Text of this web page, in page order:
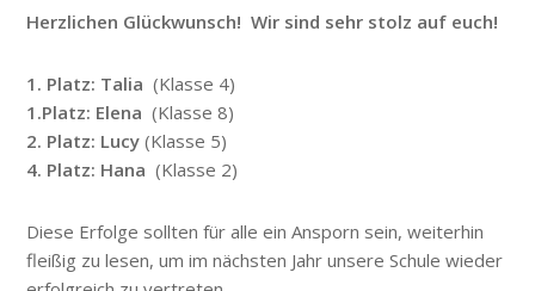
Herzlichen Glückwunsch! Wir sind sehr stolz auf euch!
1. Platz: Talia (Klasse 4)
1.Platz: Elena (Klasse 8)
2. Platz: Lucy(Klasse 5)
4. Platz: Hana (Klasse 2)
Diese Erfolge sollten für alle ein Ansporn sein, weiterhin
fleißig zu lesen, um im nächsten Jahr unsere Schule wieder